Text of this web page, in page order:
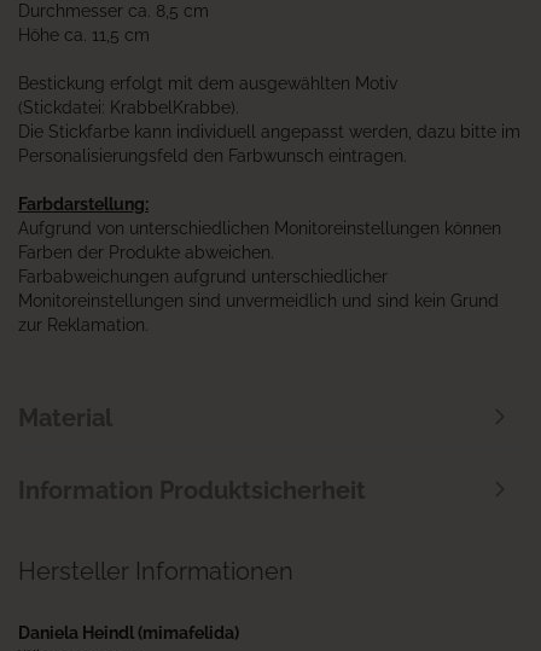
Durchmesser ca. 8,5 cm
Höhe ca. 11,5 cm
Bestickung erfolgt mit dem ausgewählten Motiv
(Stickdatei: KrabbelKrabbe).
Die Stickfarbe kann individuell angepasst werden, dazu bitte im
Personalisierungsfeld den Farbwunsch eintragen.
Farbdarstellung:
Aufgrund von unterschiedlichen Monitoreinstellungen können
Farben der Produkte abweichen.
Farbabweichungen aufgrund unterschiedlicher
Monitoreinstellungen sind unvermeidlich und sind kein Grund
zur Reklamation.
Material
Information Produktsicherheit
Hersteller Informationen
Daniela Heindl (mimafelida)